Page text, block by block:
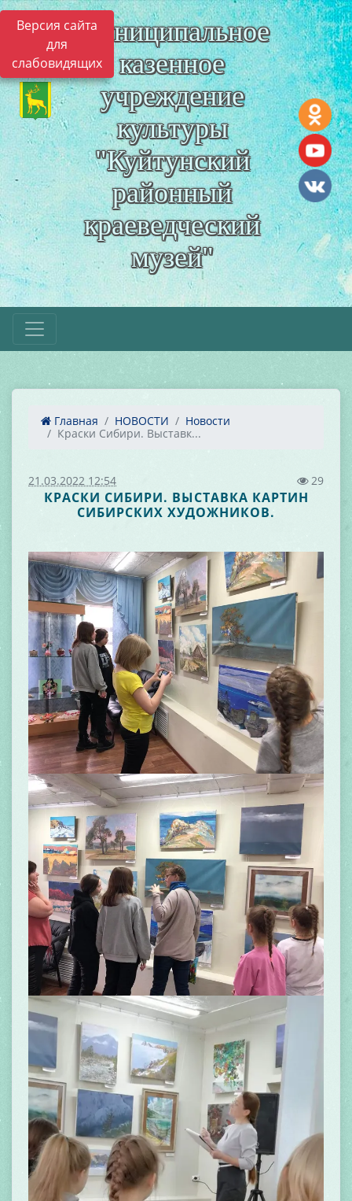
Версия сайта
для
слабовидящих
Муниципальное
казенное
учреждение
культуры
"Куйтунский
районный
краеведческий
музей"
Главная НОВОСТИ
Новости
Краски Сибири. Выставк...
21.03.2022 12:54 29
КРАСКИ СИБИРИ. ВЫСТАВКА КАРТИН
СИБИРСКИХ ХУДОЖНИКОВ.